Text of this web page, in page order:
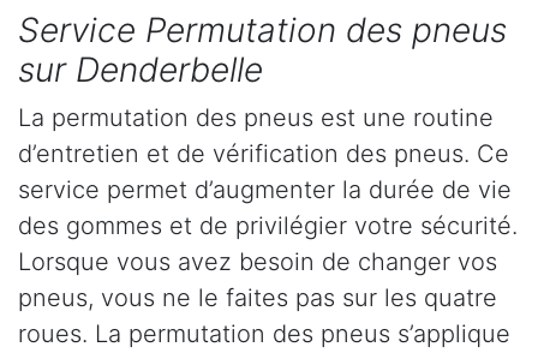
Service Permutation des pneus
sur Denderbelle
La permutation des pneus est une routine
d’entretien et de vérification des pneus. Ce
service permet d’augmenter la durée de vie
des gommes et de privilégier votre sécurité.
Lorsque vous avez besoin de changer vos
pneus, vous ne le faites pas sur les quatre
roues. La permutation des pneus s’applique